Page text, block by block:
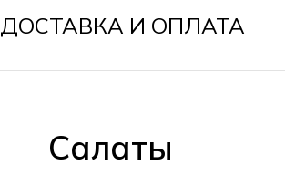
ДОСТАВКА И ОПЛАТА
Салаты